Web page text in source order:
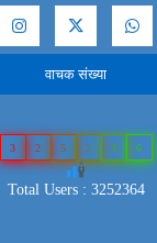
वाचक संख्या
3 2 5 2 3 6
Total Users : 3252364